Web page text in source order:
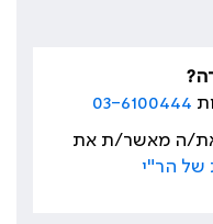
03-6100444
את/ה מאשר/ת את
של הר"י